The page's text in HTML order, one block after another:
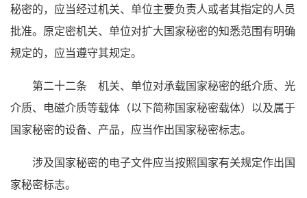
秘密的，应当经过机关、单位主要负责人或者其指定的人员
批准。原定密机关、单位对扩大国家秘密的知悉范围有明确
规定的，应当遵守其规定。
第二十二条 机关、单位对承载国家秘密的纸介质、光
介质、电磁介质等载体（以下简称国家秘密载体）以及属于
国家秘密的设备、产品，应当作出国家秘密标志。
涉及国家秘密的电子文件应当按照国家有关规定作出国
家秘密标志。